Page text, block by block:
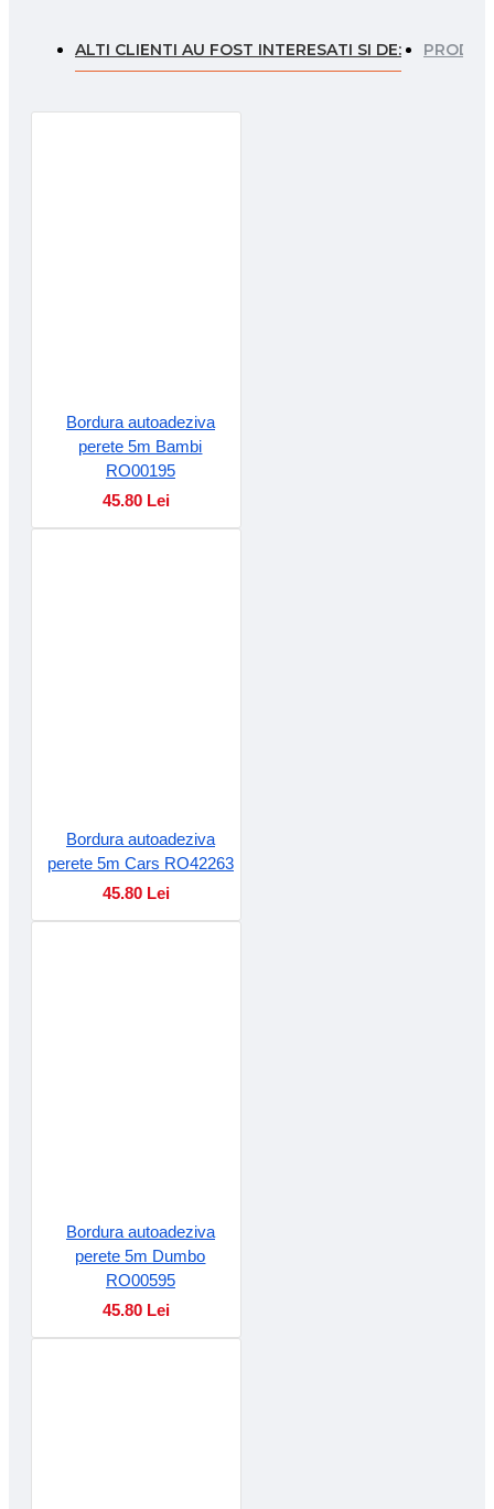
ALTI CLIENTI AU FOST INTERESATI SI DE:
Bordura autoadeziva
perete 5m Bambi
RO00195
45.80 Lei
Bordura autoadeziva
perete 5m Cars RO42263
45.80 Lei
Bordura autoadeziva
perete 5m Dumbo
RO00595
45.80 Lei